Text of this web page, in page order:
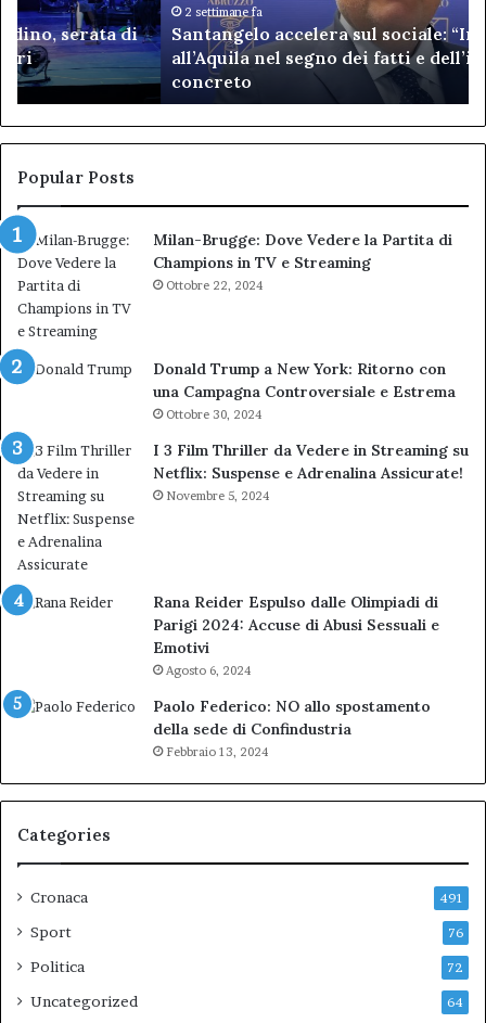
nel
segno
dei
fatti
e
dell’impegno
concreto
2 settimane fa
Santangelo accelera sul sociale: “Insieme”
all’Aquila nel segno dei fatti e dell’impegno
concreto
Popular Posts
Milan-Brugge: Dove Vedere la Partita di
Champions in TV e Streaming
Ottobre 22, 2024
Donald Trump a New York: Ritorno con
una Campagna Controversiale e Estrema
Ottobre 30, 2024
I 3 Film Thriller da Vedere in Streaming su
Netflix: Suspense e Adrenalina Assicurate!
Novembre 5, 2024
Rana Reider Espulso dalle Olimpiadi di
Parigi 2024: Accuse di Abusi Sessuali e
Emotivi
Agosto 6, 2024
Paolo Federico: NO allo spostamento
della sede di Confindustria
Febbraio 13, 2024
Categories
Cronaca 491
Sport 76
Politica 72
Uncategorized 64